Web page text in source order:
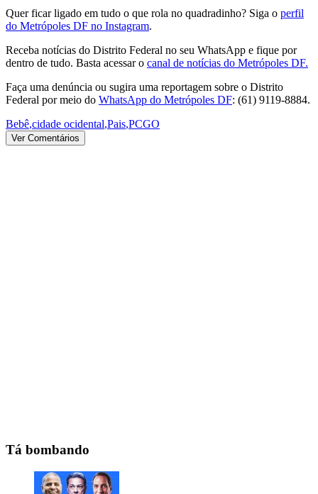
Quer ficar ligado em tudo o que rola no quadradinho? Siga o perfil
do Metrópoles DF no Instagram.
Receba notícias do Distrito Federal no seu WhatsApp e fique por
dentro de tudo. Basta acessar o canal de notícias do Metrópoles DF.
Faça uma denúncia ou sugira uma reportagem sobre o Distrito
Federal por meio do WhatsApp do Metrópoles DF: (61) 9119-8884.
Bebê,cidade ocidental,Pais,PCGO
Ver Comentários
Tá bombando